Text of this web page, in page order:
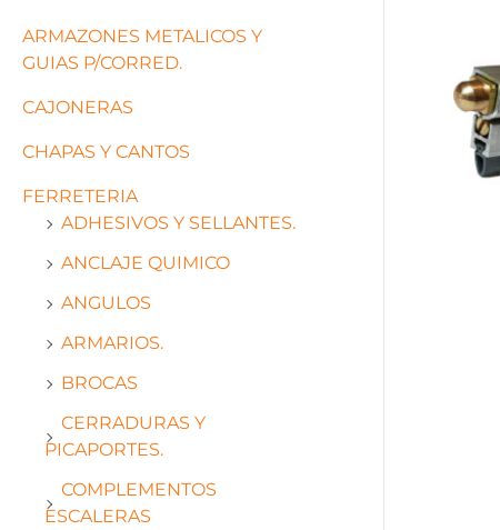
ARMAZONES METALICOS Y
GUIAS P/CORRED.
CAJONERAS
CHAPAS Y CANTOS
FERRETERIA
ADHESIVOS Y SELLANTES.
ANCLAJE QUIMICO
ANGULOS
ARMARIOS.
BROCAS
CERRADURAS Y
PICAPORTES.
COMPLEMENTOS
ESCALERAS